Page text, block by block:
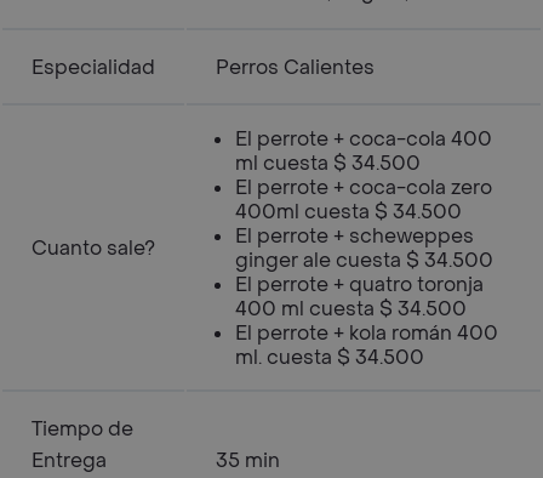
Especialidad Perros Calientes
Cuanto sale?
El perrote + coca-cola 400
ml cuesta $ 34.500
El perrote + coca-cola zero
400ml cuesta $ 34.500
El perrote + scheweppes
ginger ale cuesta $ 34.500
El perrote + quatro toronja
400 ml cuesta $ 34.500
El perrote + kola román 400
ml. cuesta $ 34.500
Tiempo de
Entrega
35 min